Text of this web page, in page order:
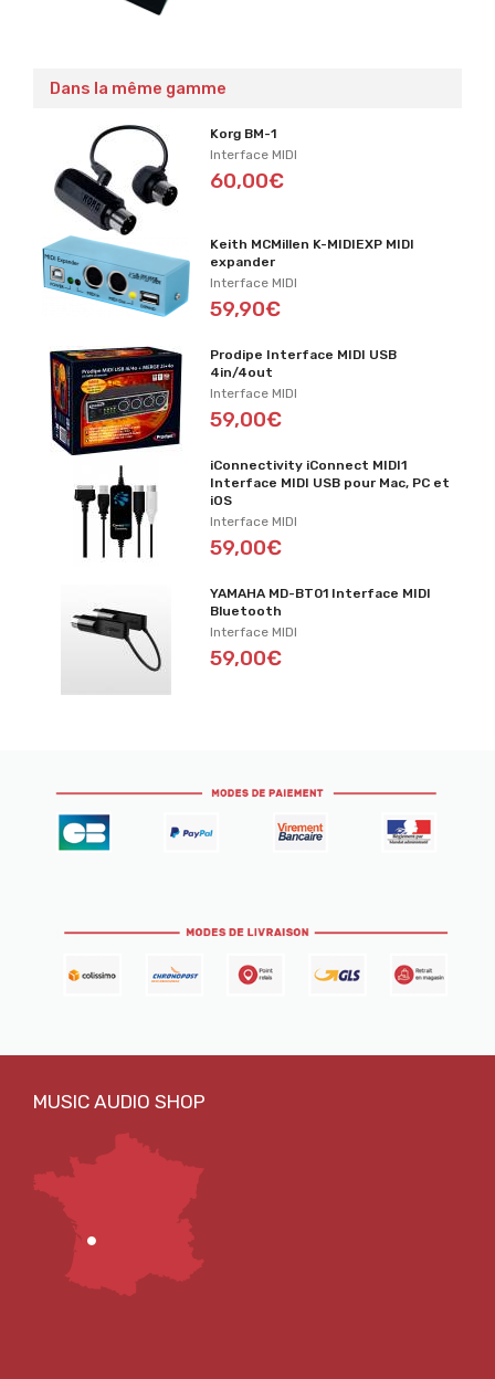
Dans la même gamme
Korg BM-1
Interface MIDI
60,00€
Keith MCMillen K-MIDIEXP MIDI
expander
Interface MIDI
59,90€
Prodipe Interface MIDI USB
4in/4out
Interface MIDI
59,00€
iConnectivity iConnect MIDI1
Interface MIDI USB pour Mac, PC et
iOS
Interface MIDI
59,00€
YAMAHA MD-BT01 Interface MIDI
Bluetooth
Interface MIDI
59,00€